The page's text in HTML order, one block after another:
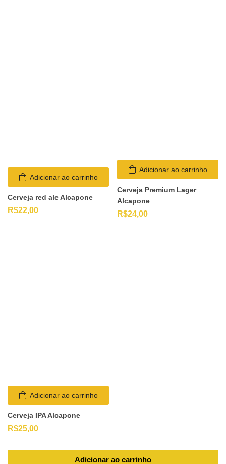
Adicionar ao carrinho
Adicionar ao carrinho
Cerveja red ale Alcapone
R$22,00
Adicionar ao carrinho
Cerveja Premium Lager
Alcapone
R$24,00
Adicionar ao carrinho
Cerveja IPA Alcapone
R$25,00